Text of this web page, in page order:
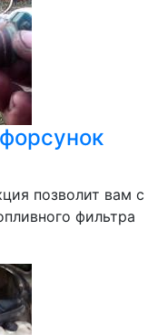
позволит вам с
фильтра